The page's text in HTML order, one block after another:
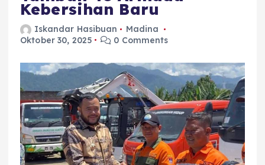
Kebersihan Baru
Iskandar Hasibuan
Madina
Oktober 30, 2025
0 Comments